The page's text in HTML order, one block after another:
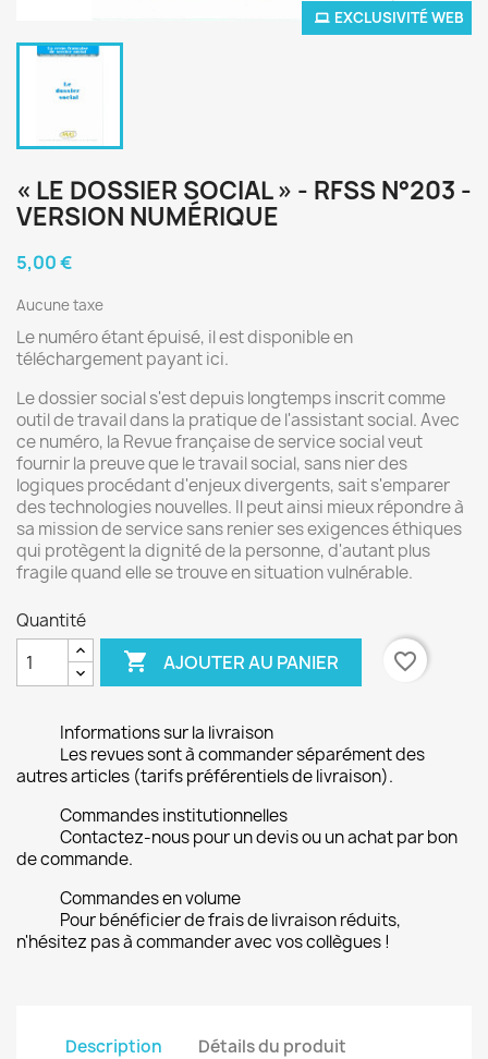
EXCLUSIVITÉ WEB
« LE DOSSIER SOCIAL » - RFSS N°203 -
VERSION NUMÉRIQUE
5,00 €
Aucune taxe
Le numéro étant épuisé, il est disponible en
téléchargement payant ici.
Le dossier social s'est depuis longtemps inscrit comme
outil de travail dans la pratique de l'assistant social. Avec
ce numéro, la Revue française de service social veut
fournir la preuve que le travail social, sans nier des
logiques procédant d'enjeux divergents, sait s'emparer
des technologies nouvelles. Il peut ainsi mieux répondre à
sa mission de service sans renier ses exigences éthiques
qui protègent la dignité de la personne, d'autant plus
fragile quand elle se trouve en situation vulnérable.
Quantité
 AJOUTER AU PANIER favorite_border
Informations sur la livraison
Les revues sont à commander séparément des
autres articles (tarifs préférentiels de livraison).
Commandes institutionnelles
Contactez-nous pour un devis ou un achat par bon
de commande.
Commandes en volume
Pour bénéficier de frais de livraison réduits,
n'hésitez pas à commander avec vos collègues !
Description Détails du produit